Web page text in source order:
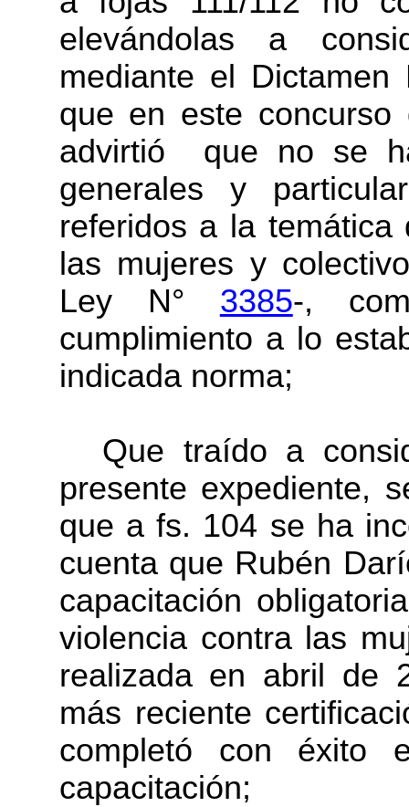
elevándolas a
mediante el
que en este concurso
advirtió que no se
generales y
referidos a la
las mujeres y
Ley N° 3385-,
cumplimiento a lo
indicada norma;
Que traído a
presente expediente,
que a fs. 104 se ha
cuenta que Rubén
capacitación
violencia contra las
realizada en abril de
más reciente
completó con éxito
capacitación;